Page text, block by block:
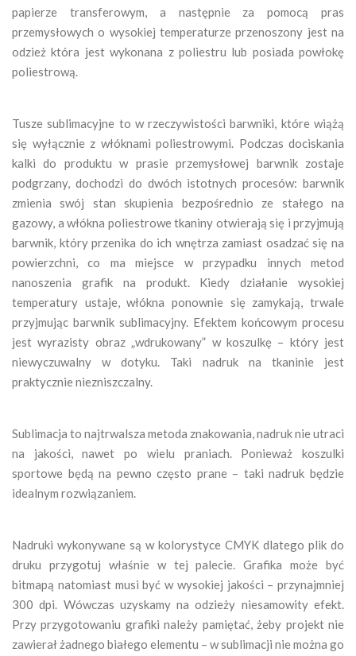
papierze transferowym, a następnie za pomocą pras
przemysłowych o wysokiej temperaturze przenoszony jest na
odzież która jest wykonana z poliestru lub posiada powłokę
poliestrową.
Tusze sublimacyjne to w rzeczywistości barwniki, które wiążą
się wyłącznie z włóknami poliestrowymi. Podczas dociskania
kalki do produktu w prasie przemysłowej barwnik zostaje
podgrzany, dochodzi do dwóch istotnych procesów: barwnik
zmienia swój stan skupienia bezpośrednio ze stałego na
gazowy, a włókna poliestrowe tkaniny otwierają się i przyjmują
barwnik, który przenika do ich wnętrza zamiast osadzać się na
powierzchni, co ma miejsce w przypadku innych metod
nanoszenia grafik na produkt. Kiedy działanie wysokiej
temperatury ustaje, włókna ponownie się zamykają, trwale
przyjmując barwnik sublimacyjny. Efektem końcowym procesu
jest wyrazisty obraz „wdrukowany” w koszulkę – który jest
niewyczuwalny w dotyku. Taki nadruk na tkaninie jest
praktycznie niezniszczalny.
Sublimacja to najtrwalsza metoda znakowania, nadruk nie utraci
na jakości, nawet po wielu praniach. Ponieważ koszulki
sportowe będą na pewno często prane – taki nadruk będzie
idealnym rozwiązaniem.
Nadruki wykonywane są w kolorystyce CMYK dlatego plik do
druku przygotuj właśnie w tej palecie. Grafika może być
bitmapą natomiast musi być w wysokiej jakości – przynajmniej
300 dpi. Wówczas uzyskamy na odzieży niesamowity efekt.
Przy przygotowaniu grafiki należy pamiętać, żeby projekt nie
zawierał żadnego białego elementu – w sublimacji nie można go